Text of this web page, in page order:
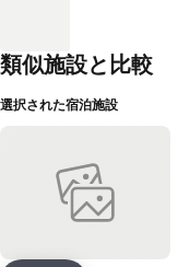
類似施設と比較
選択された宿泊施設